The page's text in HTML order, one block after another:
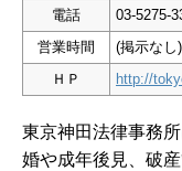
電話
03-5275-
営業時間
(掲示なし)
ＨＰ
http://
東京神田法律事務
婚や成年後見、破